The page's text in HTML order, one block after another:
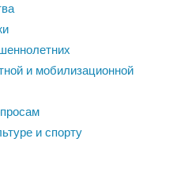
и мобилизационной
и спорту